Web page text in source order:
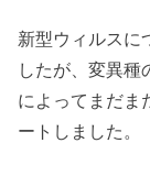
新型ウィルスに
したが、変異種
によってまだま
ートしました。